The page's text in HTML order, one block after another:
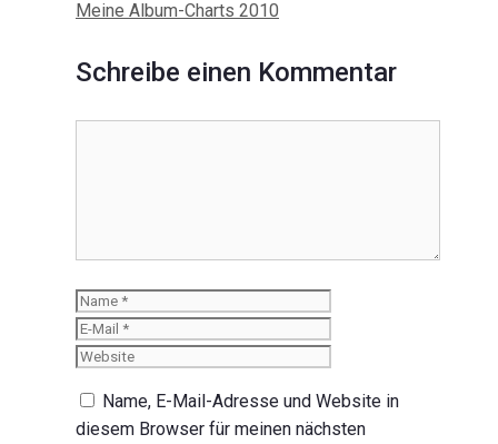
Navigation
Meine Album-Charts 2010
Schreibe einen Kommentar
Name
Name, E-Mail-Adresse und Website in
diesem Browser für meinen nächsten